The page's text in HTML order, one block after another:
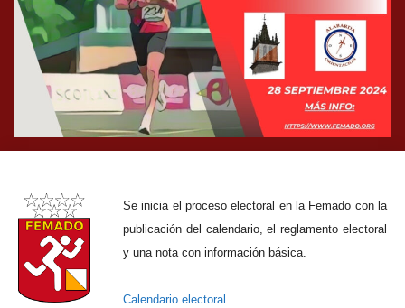
Se inicia el proceso electoral en la Femado con la
publicación del calendario, el reglamento electoral
y una nota con información básica.
Calendario electoral